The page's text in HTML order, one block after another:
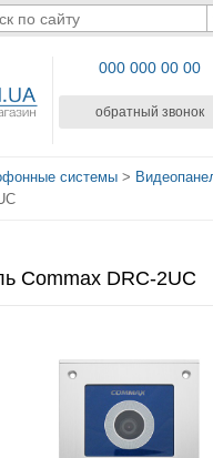
000 000 00 00
обратный звонок
системы >
Commax DRC-2UC